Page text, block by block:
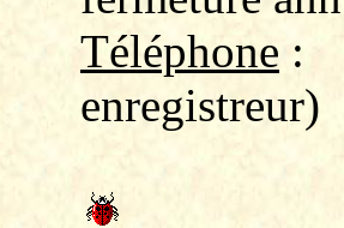
Téléphone :
enregistreur)